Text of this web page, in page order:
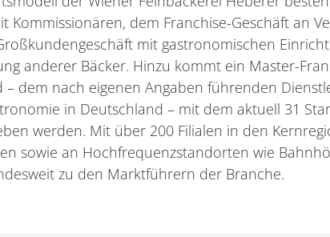
Kommissionären, dem Franchise-Geschäft an
mit gastronomischen
anderer Bäcker. Hinzu kommt ein Master-
– dem nach eigenen Angaben führenden
in Deutschland – mit dem aktuell 31
werden. Mit über 200 Filialen in den
sowie an Hochfrequenzstandorten wie
zu den Marktführern der Branche.